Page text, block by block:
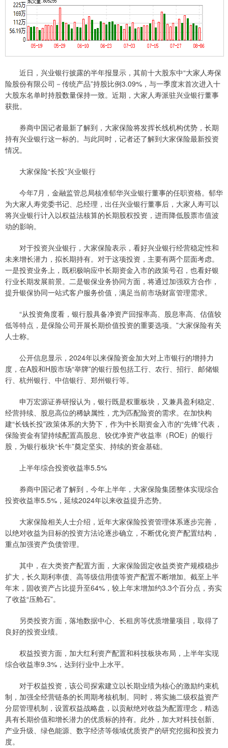
近日，兴业银行披露的半年报显示，其前十大股东中“大家人寿保
险股份有限公司－传统产品”持股比例3.09%，与一季度末首次进入十
大股东名单时持股数量保持一致。近期，大家人寿派驻兴业银行董事
获批。
券商中国记者最新了解到，大家保险将发挥长线机构优势，长期
持有兴业银行这一标的。与此同时，记者还了解到大家保险最新投资
情况。
大家保险“长投”兴业银行
今年7月，金融监管总局核准郁华兴业银行董事的任职资格。郁华
为大家人寿党委书记、总经理，出任兴业银行董事后，大家人寿可以
将兴业银行计入以权益法核算的长期股权投资，进而降低股票市值波
动的影响。
对于投资兴业银行，大家保险表示，看好兴业银行经营稳定性和
未来增长潜力，拟长期持有。对于这项投资，主要有两个层面考虑。
一是投资业务上，既积极响应中长期资金入市的政策号召，也看好银
行业长期发展前景。二是银保业务协同方面，将通过加强双方合作，
提升银保协同一站式客户服务价值，满足当前市场财富管理需求。
“从投资角度看，银行股具备净资产回报率高、股息率高、估值较
低等特点，是保险公司开展长期价值投资的重要选项。”大家保险有关
人士称。
公开信息显示，2024年以来保险资金加大对上市银行的增持力
度，在A股和H股市场“举牌”的银行股包括工行、农行、招行、邮储银
行、杭州银行、中信银行、郑州银行等。
申万宏源证券研报认为，银行既是权重板块，又兼具盈利稳定、
经营持续、股息高位的稀缺属性，尤为匹配险资的需求。在加快构
建“长钱长投”政策体系的大势下，作为中长期资金入市的“先锋”代表，
保险资金有望持续配置高股息、较优净资产收益率（ROE）的银行
股，为银行板块“长牛”奠定坚实、持续的资金基础。
上半年综合投资收益率5.5%
券商中国记者了解到，今年上半年，大家保险集团整体实现综合
投资收益率5.5%，延续2024年以来收益提升态势。
大家保险相关人士介绍，近年大家保险投资管理体系逐步完善，
以绝对收益为目标的投资方法论逐步确立，不断优化资产配置结构，
重点加强资产负债管理。
其中，在大类资产配置方面，大家保险固定收益类资产规模稳步
扩大，长久期利率债、高等级信用债等资产配置不断增加。截至上半
年末，固收资产占比提升至64%，较上年末增加约3.3个百分点，夯实
了收益“压舱石”。
另类投资方面，落地数据中心、长租房等优质增量项目，取得了
良好的投资业绩。
权益投资方面，加大红利资产配置和科技板块布局，上半年实现
综合收益率9.3%，达到行业中上水平。
对于权益投资，该公司探索建立以长期业绩为核心的激励约束机
制，加强全经营链条的长周期考核机制。同时，将实施二级权益资产
分层管理机制，设置权益战略盘，以贡献绝对收益为配置理念，精选
具有长期价值和增长潜力的优质标的持有。此外，加大对科技创新、
产业升级、绿色能源、数字经济等领域优质资产的研究挖掘和投资力
度。